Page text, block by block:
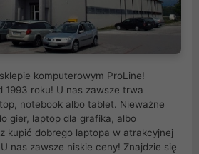
komputerowym ProLine!
1993 roku! U nas zawsze trwa
notebook albo tablet. Nieważne
gier, laptop dla grafika, albo
kupić dobrego laptopa w atrakcyjnej
nas zawsze niskie ceny! Znajdzie się